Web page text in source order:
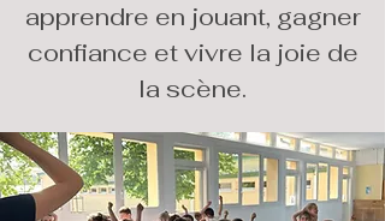
apprendre en jouant, gagner
confiance et vivre la joie de
la scène.